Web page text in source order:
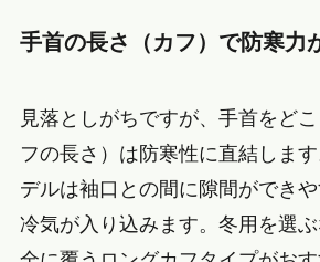
手首の長さ（カフ）で防寒力
見落としがちですが、手首をど
フの長さ）は防寒性に直結しま
デルは袖口との間に隙間ができ
冷気が入り込みます。冬用を選